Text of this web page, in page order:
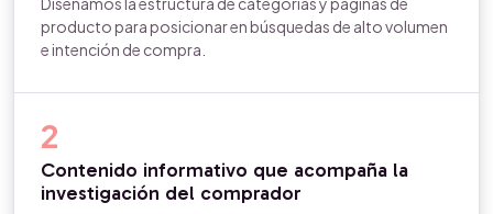
producto para posicionar en búsquedas de alto volumen
e intención de compra.
2
Contenido informativo que acompaña la
investigación del comprador